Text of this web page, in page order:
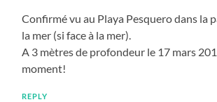
Confirmé vu au Playa Pesquero dans la
la mer (si face à la mer).
A 3 mètres de profondeur le 17 mars
moment!
REPLY